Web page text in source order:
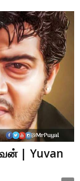
| Yuvan